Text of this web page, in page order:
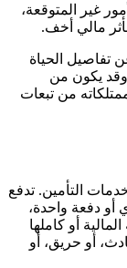
غير المتوقعة،
مالي أخف.
تفاصيل الحياة
وقد يكون من
من تبعات
التأمين. تدفع
أو دفعة واحدة،
أو كاملها
أو حريق، أو